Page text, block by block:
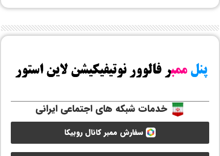
خدمات شبکه های اجتماعی ایرانی
سفارش ممبر کانال روبیکا